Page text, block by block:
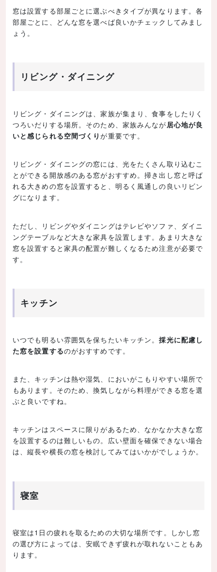
窓は設置する部屋ごとに選ぶべきタイプが異なります。各
部屋ごとに、どんな窓を選べば良いかチェックしてみまし
ょう。
リビング・ダイニング
リビング・ダイニングは、家族が集まり、食事をしたりく
つろいだりする場所。そのため、家族みんなが居心地が良
いと感じられる空間づくりが重要です。
リビング・ダイニングの窓には、光をたくさん取り込むこ
とができる開放感のある窓がおすすめ。掃き出し窓と呼ば
れる大きめの窓を設置すると、明るく風通しの良いリビン
グになります。
ただし、リビングやダイニングはテレビやソファ、ダイニ
ングテーブルなど大きな家具を設置します。あまり大きな
窓を設置すると家具の配置が難しくなるため注意が必要で
す。
キッチン
いつでも明るい雰囲気を保ちたいキッチン。採光に配慮し
た窓を設置するのがおすすめです。
また、キッチンは熱や湿気、においがこもりやすい場所で
もあります。そのため、換気しながら料理ができる窓を選
ぶと良いですね。
キッチンはスペースに限りがあるため、なかなか大きな窓
を設置するのは難しいもの。広い壁面を確保できない場合
は、縦長や横長の窓を検討してみてはいかがでしょうか。
寝室
寝室は1日の疲れを取るための大切な場所です。しかし窓
の選び方によっては、安眠できず疲れが取れないこともあ
ります。